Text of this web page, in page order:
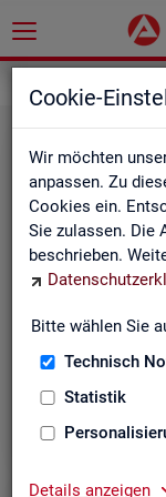
Cookie-
Wir möchten
anpassen. Zu
Cookies ein.
Sie zulassen. Die
beschrieben.
Bitte wählen Sie
Technisch
Statistik
Details anzeigen